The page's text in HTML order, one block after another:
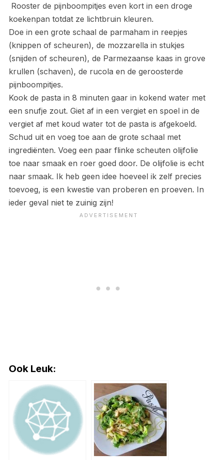
Rooster de pijnboompitjes even kort in een droge
koekenpan totdat ze lichtbruin kleuren.
Doe in een grote schaal de parmaham in reepjes
(knippen of scheuren), de mozzarella in stukjes
(snijden of scheuren), de Parmezaanse kaas in grove
krullen (schaven), de rucola en de geroosterde
pijnboompitjes.
Kook de pasta in 8 minuten gaar in kokend water met
een snufje zout. Giet af in een vergiet en spoel in de
vergiet af met koud water tot de pasta is afgekoeld.
Schud uit en voeg toe aan de grote schaal met
ingrediënten. Voeg een paar flinke scheuten olijfolie
toe naar smaak en roer goed door. De olijfolie is echt
naar smaak. Ik heb geen idee hoeveel ik zelf precies
toevoeg, is een kwestie van proberen en proeven. In
ieder geval niet te zuinig zijn!
Ook Leuk: